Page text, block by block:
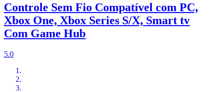
Controle Sem Fio Compatível com PC,
Xbox One, Xbox Series S/X, Smart tv
Com Game Hub
5.0